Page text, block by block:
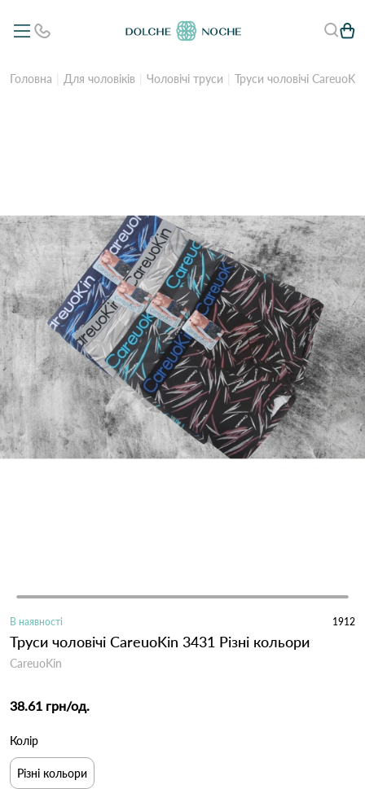
Головна Для чоловіків Чоловічі труси Труси чоловічі
В наявності 1912
Труси чоловічі CareuoKin 3431 Різні кольори
CareuoKin
38.61 грн/од.
Колір
Різні кольори